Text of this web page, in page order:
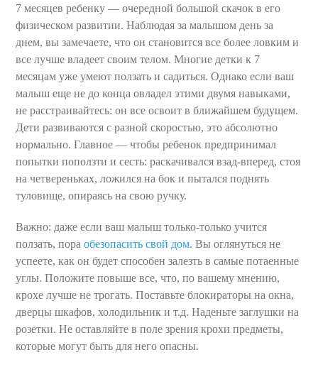
7 месяцев ребенку — очередной большой скачок в его
физическом развитии. Наблюдая за малышом день за
днем, вы замечаете, что он становится все более ловким и
все лучше владеет своим телом. Многие детки к 7
месяцам уже умеют ползать и садиться. Однако если ваш
малыш еще не до конца овладел этими двумя навыками,
не расстраивайтесь: он все освоит в ближайшем будущем.
Дети развиваются с разной скоростью, это абсолютно
нормально. Главное — чтобы ребенок предпринимал
попытки поползти и сесть: раскачивался взад-вперед, стоя
на четвереньках, ложился на бок и пытался поднять
туловище, опираясь на свою ручку.
Важно: даже если ваш малыш только-только учится
ползать, пораобезопасить свой дом. Вы оглянуться не
успеете, как он будет способен залезть в самые потаенные
углы. Положите повыше все, что, по вашему мнению,
крохе лучше не трогать. Поставьте блокираторы на окна,
дверцы шкафов, холодильник и т.д. Наденьте заглушки на
розетки. Не оставляйте в поле зрения крохи предметы,
которые могут быть для него опасны.